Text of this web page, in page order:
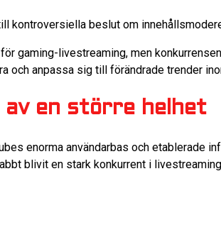
kontroversiella beslut om
gaming-livestreaming, men
och anpassa sig till förändrade trender
av en större helhet
enorma användarbas och etablerade
blivit en stark konkurrent i